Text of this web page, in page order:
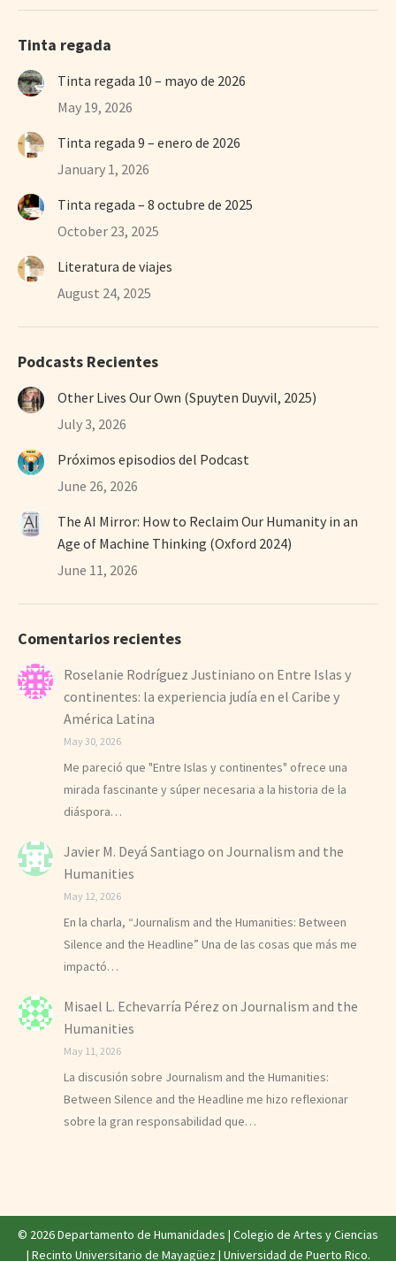
Tinta regada
Tinta regada 10 – mayo de 2026
May 19, 2026
Tinta regada 9 – enero de 2026
January 1, 2026
Tinta regada – 8 octubre de 2025
October 23, 2025
Literatura de viajes
August 24, 2025
Podcasts Recientes
Other Lives Our Own (Spuyten Duyvil, 2025)
July 3, 2026
Próximos episodios del Podcast
June 26, 2026
The AI Mirror: How to Reclaim Our Humanity in an
Age of Machine Thinking (Oxford 2024)
June 11, 2026
Comentarios recientes
Roselanie Rodríguez Justiniano on Entre Islas y
continentes: la experiencia judía en el Caribe y
América Latina
May 30, 2026
Me pareció que "Entre Islas y continentes" ofrece una
mirada fascinante y súper necesaria a la historia de la
diáspora…
Javier M. Deyá Santiago on Journalism and the
Humanities
May 12, 2026
En la charla, “Journalism and the Humanities: Between
Silence and the Headline” Una de las cosas que más me
impactó…
Misael L. Echevarría Pérez on Journalism and the
Humanities
May 11, 2026
La discusión sobre Journalism and the Humanities:
Between Silence and the Headline me hizo reflexionar
sobre la gran responsabilidad que…
© 2026 Departamento de Humanidades | Colegio de Artes y Ciencias
| Recinto Universitario de Mayagüez| Universidad de Puerto Rico.